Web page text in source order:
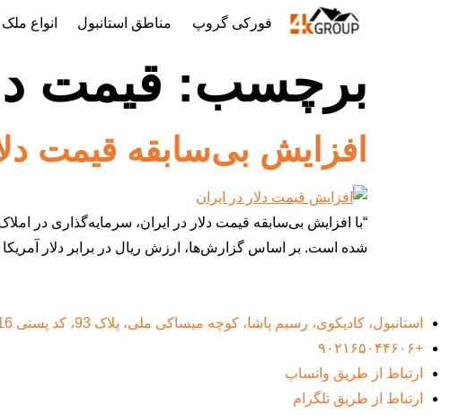
فورکی گروپ مناطق استانبول انواع
برچسب: قیمت
افزایش بی‌سابقه قیمت
“با افزایش بی‌سابقه قیمت دلار در ایران، سرمایه‌گذاری در
شده است. بر اساس گزارش‌ها، ارزش ریال در برابر دلار
استانبول، کادیکوی، رسیم پاشا، کوچه میساکی ملی، پلاک 93، کد پستی 34716
+۹۰۲۱۶۵۰۴۴۶۰۶
ارتباط از طریق واتساپ
ارتباط از طریق تلگرام